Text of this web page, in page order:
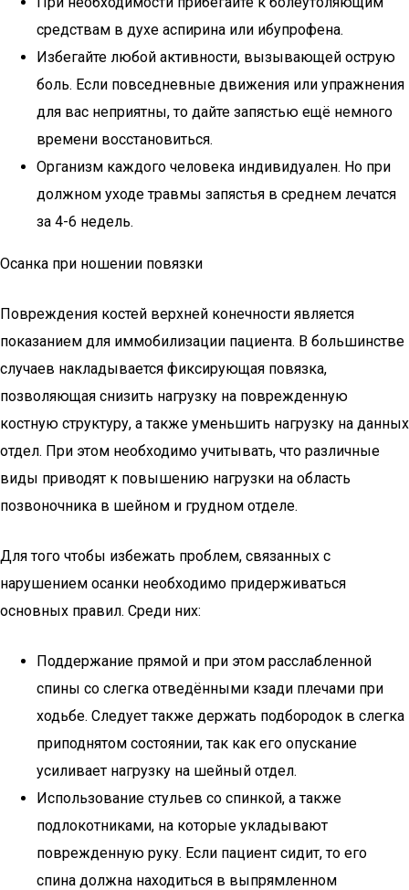
средствам в духе аспирина или ибупрофена.
Избегайте любой активности, вызывающей острую
боль. Если повседневные движения или упражнения
для вас неприятны, то дайте запястью ещё немного
времени восстановиться.
Организм каждого человека индивидуален. Но при
должном уходе травмы запястья в среднем лечатся
за 4-6 недель.
Осанка при ношении повязки
Повреждения костей верхней конечности является
показанием для иммобилизации пациента. В большинстве
случаев накладывается фиксирующая повязка,
позволяющая снизить нагрузку на поврежденную
костную структуру, а также уменьшить нагрузку на данных
отдел. При этом необходимо учитывать, что различные
виды приводят к повышению нагрузки на область
позвоночника в шейном и грудном отделе.
Для того чтобы избежать проблем, связанных с
нарушением осанки необходимо придерживаться
основных правил. Среди них:
Поддержание прямой и при этом расслабленной
спины со слегка отведёнными кзади плечами при
ходьбе. Следует также держать подбородок в слегка
приподнятом состоянии, так как его опускание
усиливает нагрузку на шейный отдел.
Использование стульев со спинкой, а также
подлокотниками, на которые укладывают
поврежденную руку. Если пациент сидит, то его
спина должна находиться в выпрямленном